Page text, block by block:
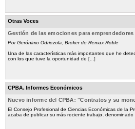
Otras Voces
Gestión de las emociones para emprendedores
Por Gerónimo Odriozola, Broker de Remax Roble
Una de las características más importantes que he
con los que tuve la oportunidad de [...]
CPBA. Informes Económicos
Nuevo informe del CPBA: "Contratos y su
El Consejo Profesional de Ciencias Económicas de la
acaba de publicar su más reciente trabajo, denominado